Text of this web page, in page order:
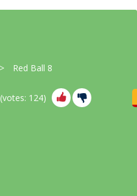
Red Ball 8
(votes: 124)